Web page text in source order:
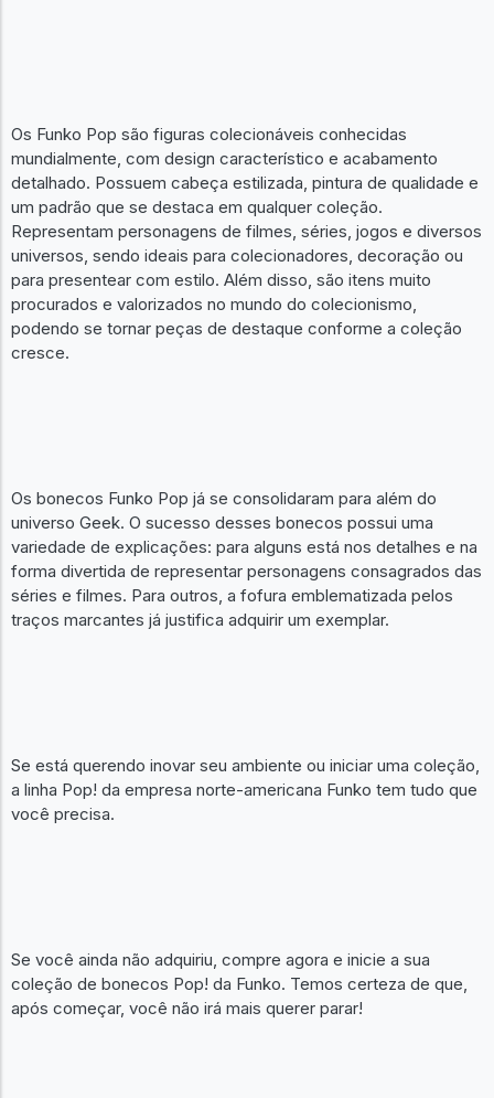
Os Funko Pop são figuras colecionáveis conhecidas
mundialmente, com design característico e acabamento
detalhado. Possuem cabeça estilizada, pintura de qualidade e
um padrão que se destaca em qualquer coleção.
Representam personagens de filmes, séries, jogos e diversos
universos, sendo ideais para colecionadores, decoração ou
para presentear com estilo. Além disso, são itens muito
procurados e valorizados no mundo do colecionismo,
podendo se tornar peças de destaque conforme a coleção
cresce.
Os bonecos Funko Pop já se consolidaram para além do
universo Geek. O sucesso desses bonecos possui uma
variedade de explicações: para alguns está nos detalhes e na
forma divertida de representar personagens consagrados das
séries e filmes. Para outros, a fofura emblematizada pelos
traços marcantes já justifica adquirir um exemplar.
Se está querendo inovar seu ambiente ou iniciar uma coleção,
a linha Pop! da empresa norte-americana Funko tem tudo que
você precisa.
Se você ainda não adquiriu, compre agora e inicie a sua
coleção de bonecos Pop! da Funko. Temos certeza de que,
após começar, você não irá mais querer parar!